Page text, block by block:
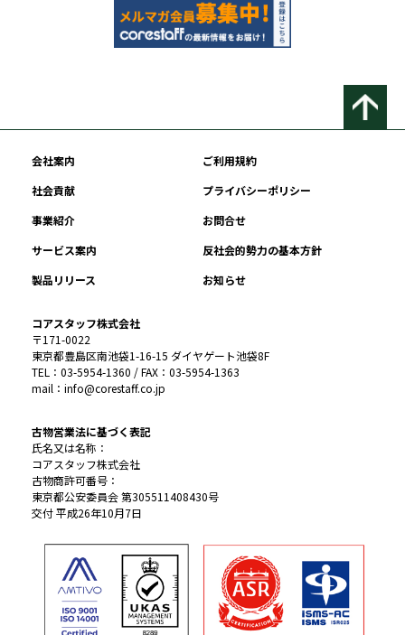
会社案内
ご利用規約
社会貢献
プライバシーポリシー
事業紹介
お問合せ
サービス案内
反社会的勢力の基本方針
製品リリース
お知らせ
コアスタッフ株式会社
〒171-0022
東京都豊島区南池袋1-16-15 ダイヤゲート池袋8F
TEL：03-5954-1360 / FAX：03-5954-1363
mail：info@corestaff.co.jp
古物営業法に基づく表記
氏名又は名称：
コアスタッフ株式会社
古物商許可番号：
東京都公安委員会 第305511408430号
交付 平成26年10月7日